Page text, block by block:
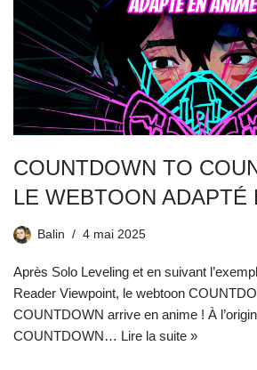
COUNTDOWN TO
LE WEBTOON ADAPTÉ
Balin 4 mai 2025
Après Solo Leveling et en suivant
Reader Viewpoint, le webtoon
COUNTDOWN arrive en anime ! À
COUNTDOWN… Lire la suite »